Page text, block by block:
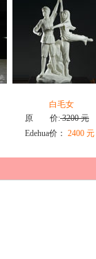
白毛女
原 价:3200 元
Edehua价： 2400 元